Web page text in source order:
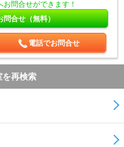
問合せができます！
問合せ（無料）
電話でお問合せ
を再検索